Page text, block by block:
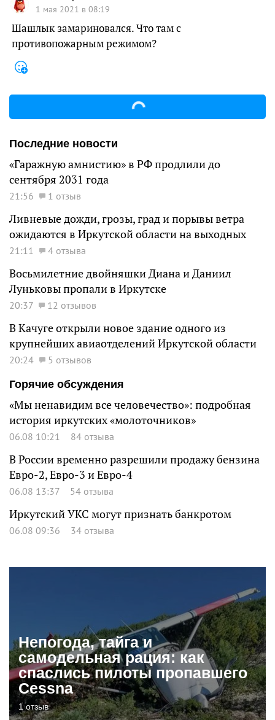
1 мая 2021 в 08:19
Шашлык замариновался. Что там с
противопожарным режимом?
Последние новости
«Гаражную амнистию» в РФ продлили до
сентября 2031 года
21:56 1 отзыв
Ливневые дожди, грозы, град и порывы ветра
ожидаются в Иркутской области на выходных
21:11 4 отзыва
Восьмилетние двойняшки Диана и Даниил
Луньковы пропали в Иркутске
20:37 12 отзывов
В Качуге открыли новое здание одного из
крупнейших авиаотделений Иркутской области
20:24
5 отзывов
Горячие обсуждения
«Мы ненавидим все человечество»: подробная
история иркутских «молоточников»
06.08 10:21 84 отзыва
В России временно разрешили продажу бензина
Евро-2, Евро-3 и Евро-4
06.08 13:37 54 отзыва
Иркутский УКС могут признать банкротом
06.08 09:36 34 отзыва
Непогода, тайга и
самодельная рация: как
спаслись пилоты пропавшего
Cessna
1 отзыв